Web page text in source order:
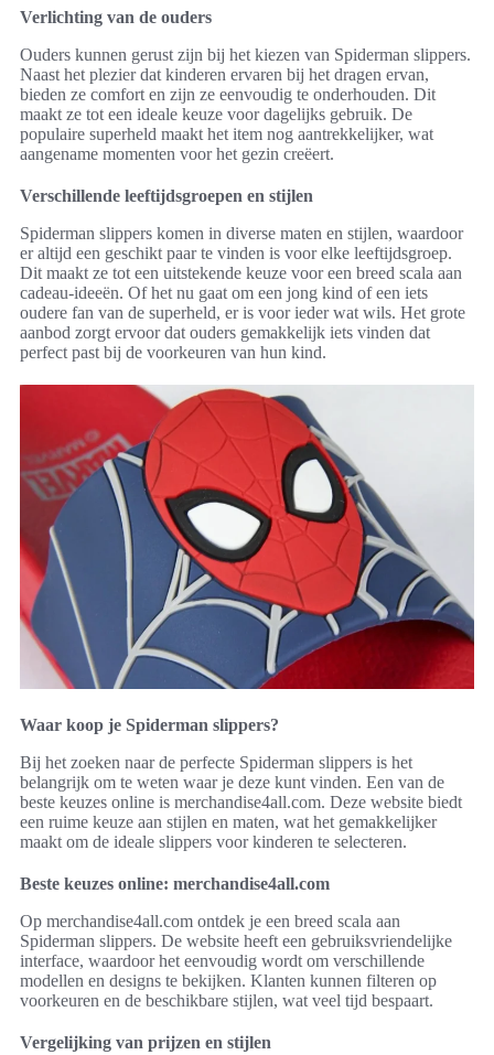
Verlichting van de ouders
Ouders kunnen gerust zijn bij het kiezen van Spiderman slippers.
Naast het plezier dat kinderen ervaren bij het dragen ervan,
bieden ze comfort en zijn ze eenvoudig te onderhouden. Dit
maakt ze tot een ideale keuze voor dagelijks gebruik. De
populaire superheld maakt het item nog aantrekkelijker, wat
aangename momenten voor het gezin creëert.
Verschillende leeftijdsgroepen en stijlen
Spiderman slippers komen in diverse maten en stijlen, waardoor
er altijd een geschikt paar te vinden is voor elke leeftijdsgroep.
Dit maakt ze tot een uitstekende keuze voor een breed scala aan
cadeau-ideeën. Of het nu gaat om een jong kind of een iets
oudere fan van de superheld, er is voor ieder wat wils. Het grote
aanbod zorgt ervoor dat ouders gemakkelijk iets vinden dat
perfect past bij de voorkeuren van hun kind.
Waar koop je Spiderman slippers?
Bij het zoeken naar de perfecte Spiderman slippers is het
belangrijk om te weten waar je deze kunt vinden. Een van de
beste keuzes online is merchandise4all.com. Deze website biedt
een ruime keuze aan stijlen en maten, wat het gemakkelijker
maakt om de ideale slippers voor kinderen te selecteren.
Beste keuzes online: merchandise4all.com
Op merchandise4all.com ontdek je een breed scala aan
Spiderman slippers. De website heeft een gebruiksvriendelijke
interface, waardoor het eenvoudig wordt om verschillende
modellen en designs te bekijken. Klanten kunnen filteren op
voorkeuren en de beschikbare stijlen, wat veel tijd bespaart.
Vergelijking van prijzen en stijlen